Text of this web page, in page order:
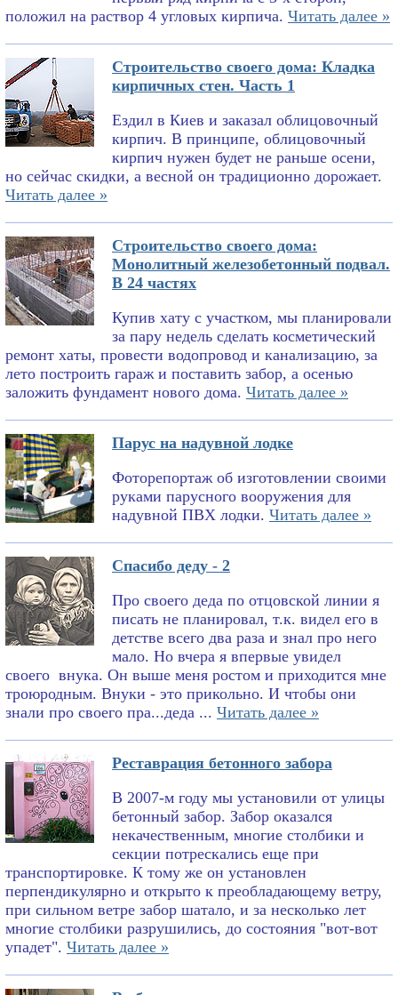
положил на раствор 4 угловых кирпича. Читать далее »
Строительство своего дома: Кладка
кирпичных стен. Часть 1
Ездил в Киев и заказал облицовочный
кирпич. В принципе, облицовочный
кирпич нужен будет не раньше осени,
но сейчас скидки, а весной он традиционно дорожает.
Читать далее »
Строительство своего дома:
Монолитный железобетонный подвал.
В 24 частях
Купив хату с участком, мы планировали
за пару недель сделать косметический
ремонт хаты, провести водопровод и канализацию, за
лето построить гараж и поставить забор, а осенью
заложить фундамент нового дома. Читать далее »
Парус на надувной лодке
Фоторепортаж об изготовлении своими
руками парусного вооружения для
надувной ПВХ лодки. Читать далее »
Спасибо деду - 2
Про своего деда по отцовской линии я
писать не планировал, т.к. видел его в
детстве всего два раза и знал про него
мало. Но вчера я впервые увидел
своего внука. Он выше меня ростом и приходится мне
троюродным. Внуки - это прикольно. И чтобы они
знали про своего пра...деда ... Читать далее »
Реставрация бетонного забора
В 2007-м году мы установили от улицы
бетонный забор. Забор оказался
некачественным, многие столбики и
секции потрескались еще при
транспортировке. К тому же он установлен
перпендикулярно и открыто к преобладающему ветру,
при сильном ветре забор шатало, и за несколько лет
многие столбики разрушились, до состояния "вот-вот
упадет". Читать далее »